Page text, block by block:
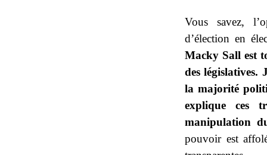
Vous savez,
d’élection en
Macky Sall est
des législatives.
la majorité
explique ces
manipulation
pouvoir est